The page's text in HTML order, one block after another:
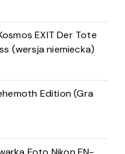
EXIT Der Tote
(wersja niemiecka)
Edition (Gra